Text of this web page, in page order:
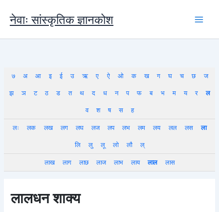
content
नेवाः सांस्कृतिक ज्ञानकोश
७ अ आ इ ई उ ऋ ए ऐ ओ क ख ग घ च छ
ज
झ
ञ ट ठ ड त थ द ध न प फ ब भ म य र
ल
व
श ष स
ह
लः
लक लख लग लघ लज लप लभ लम लय लल लस
ला
लि
लु लू लो लौ
ल्
लाख
लाग लाछ लाज लाभ लाय लाल लास
लालधन शाक्य